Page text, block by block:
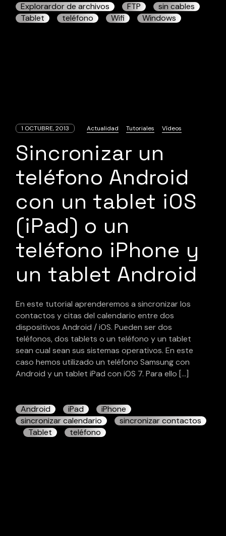
Explorardor de archivos
FTP
sin cables
Tablet
teléfono Wifi Windows
1 OCTUBRE, 2013 Actualidad Tutoriales Vídeos
Sincronizar un
teléfono Android
con un tablet iOS
(iPad) o un
teléfono iPhone y
un tablet Android
En este tutorial aprenderemos a sincronizar los
contactos y citas del calendario entre dos
dispositivos Android / iOS. Pueden ser dos
teléfonos, dos tablets o un teléfono y un tablet
sean cual sean sus sistemas operativos. En este
caso hemos utilizado un teléfono Samsung con
Android y un tablet iPad con iOS 7. Para ello […]
Android iPad
iPhone
sincronizar calendario
sincronizar contactos
Tablet
teléfono